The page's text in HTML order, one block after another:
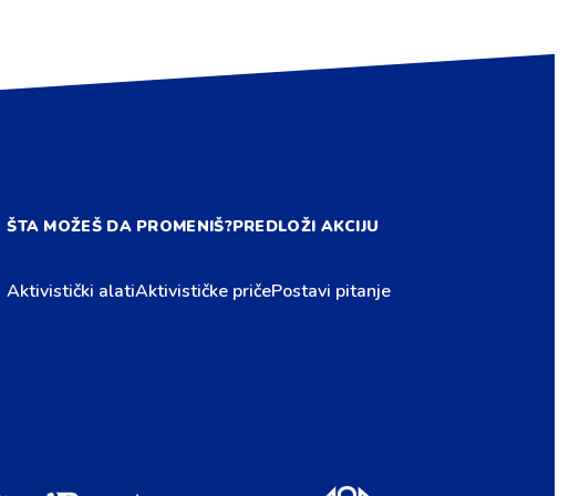
ŠTA MOŽEŠ DA PROMENIŠ?PREDLOŽI AKCIJU
Aktivistički alatiAktivističke pričePostavi pitanje